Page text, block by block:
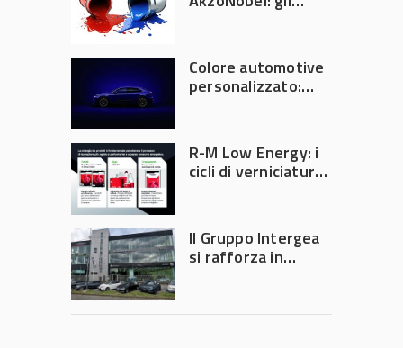
Colore automotive
personalizzato:
diventa ingegneria
di precisione
R-M Low Energy: i
cicli di verniciatura
tempi e costi in
carrozzeria
Il Gruppo Intergea
si rafforza in